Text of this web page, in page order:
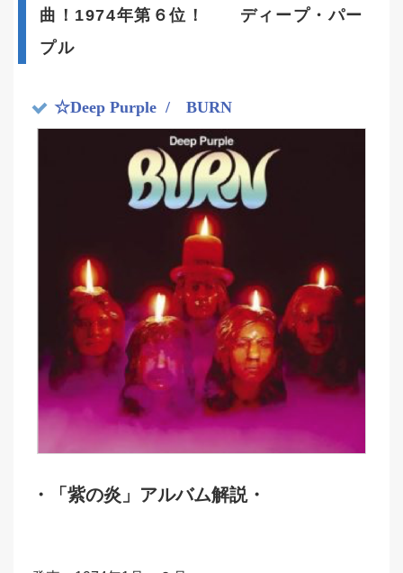
曲！1974年第６位！ ディープ・パー
プル
☆Deep Purple / BURN
・「紫の炎」アルバム解説・